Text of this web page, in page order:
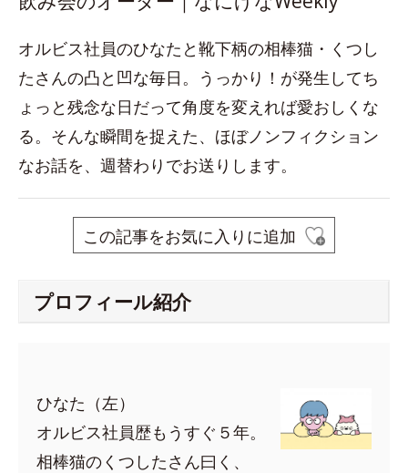
オルビス社員のひなたと靴下柄の相棒猫・くつし
たさんの凸と凹な毎日。うっかり！が発生してち
ょっと残念な日だって角度を変えれば愛おしくな
る。そんな瞬間を捉えた、ほぼノンフィクション
なお話を、週替わりでお送りします。
この記事をお気に入りに追加
プロフィール紹介
ひなた（左）
オルビス社員歴もうすぐ５年。
相棒猫のくつしたさん曰く、